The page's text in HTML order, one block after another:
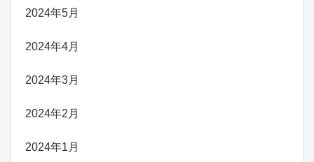
2024年5月
2024年4月
2024年3月
2024年2月
2024年1月